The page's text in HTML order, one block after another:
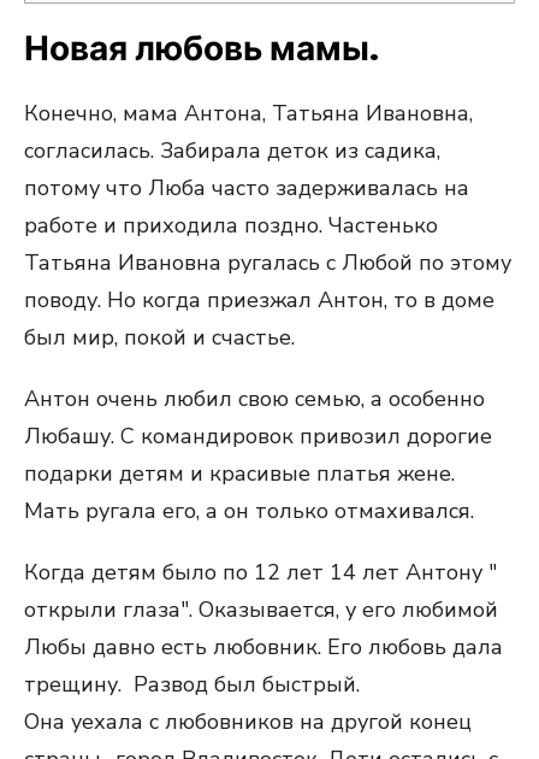
Новая любовь мамы.
Конечно, мама Антона, Татьяна Ивановна,
согласилась. Забирала деток из садика,
потому что Люба часто задерживалась на
работе и приходила поздно. Частенько
Татьяна Ивановна ругалась с Любой по этому
поводу. Но когда приезжал Антон, то в доме
был мир, покой и счастье.
Антон очень любил свою семью, а особенно
Любашу. С командировок привозил дорогие
подарки детям и красивые платья жене.
Мать ругала его, а он только отмахивался.
Когда детям было по 12 лет 14 лет Антону "
открыли глаза". Оказывается, у его любимой
Любы давно есть любовник. Его любовь дала
трещину. Развод был быстрый.
Она уехала с любовников на другой конец